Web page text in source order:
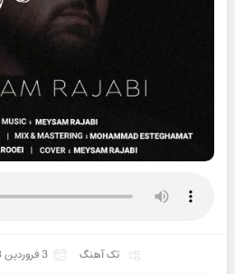
تک آهنگ 3 فروردین 1403